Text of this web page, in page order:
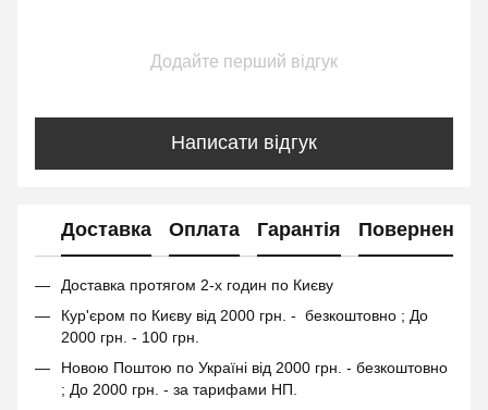
Додайте перший відгук
Написати відгук
Доставка Оплата Гарантія Повернення
Доставка протягом 2-х годин по Києву
Кур'єром по Києву від 2000 грн. - безкоштовно ; До
2000 грн. - 100 грн.
Новою Поштою по Україні від 2000 грн. - безкоштовно
; До 2000 грн. - за тарифами НП.